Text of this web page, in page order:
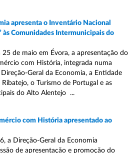
apresenta o Inventário Nacional
às Comunidades Intermunicipais do
de maio em Évora, a apresentação do
com História, integrada numa
Geral da Economia, a Entidade
o Turismo de Portugal e as
do Alto Alentejo ...
com História apresentado ao
a Direção-Geral da Economia
de apresentação e promoção do